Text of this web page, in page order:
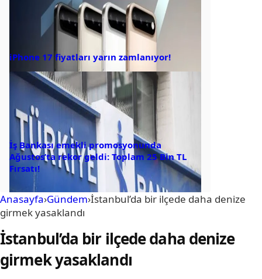
iPhone 17 fiyatları yarın zamlanıyor!
İş Bankası emekli promosyonunda
Ağustos’ta rekor geldi: Toplam 25 Bin TL
Fırsatı!
Anasayfa›Gündem›İstanbul’da bir ilçede daha denize
girmek yasaklandı
İstanbul’da bir ilçede daha denize
girmek yasaklandı